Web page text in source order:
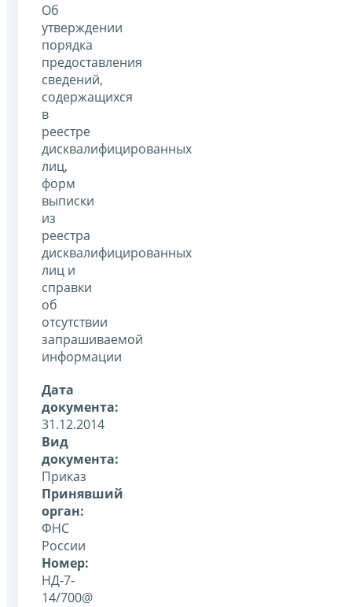
Об
утверждении
порядка
предоставления
сведений,
содержащихся
в
реестре
дисквалифицированных
лиц,
форм
выписки
из
реестра
дисквалифицированных
лиц и
справки
об
отсутствии
запрашиваемой
информации
Дата
документа:
31.12.2014
Вид
документа:
Приказ
Принявший
орган:
ФНС
России
Номер:
НД-7-
14/700@